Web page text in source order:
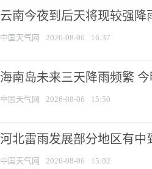
云南今夜到后天将现较强降
中国天气网 2026-08-06 16:37
海南岛未来三天降雨频繁
中国天气网 2026-08-06 15:50
河北雷雨发展部分地区有中
中国天气网 2026-08-06 15:02